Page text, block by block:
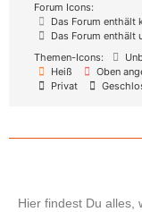
Forum Icons:
Das Forum enthält
Das Forum enthält
Themen-Icons:
Heiß
Oben
Privat
Hier findest Du alles,